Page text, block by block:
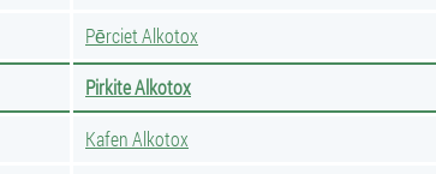
Pērciet Alkotox
Pirkite Alkotox
Kafen Alkotox